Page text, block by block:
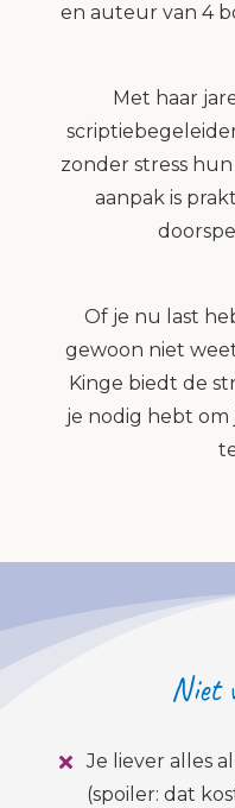
en auteur van 4
Met haar
zonder stress
aanpak is
Of je nu last
gewoon niet
Kinge biedt de
je nodig hebt om
Niet
Je liever alles
(spoiler: dat